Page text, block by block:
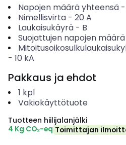
Napojen määrä yhteensä-
Nimellisvirta- 20 A
Laukaisukäyrä- B
Suojattujen napojen määrä
- 10 kA
Pakkaus ja ehdot
1 kpl
Vakiokäyttötuote
Tuotteen hiilijalanjälki
4 Kg CO₂-eq Toimittajan